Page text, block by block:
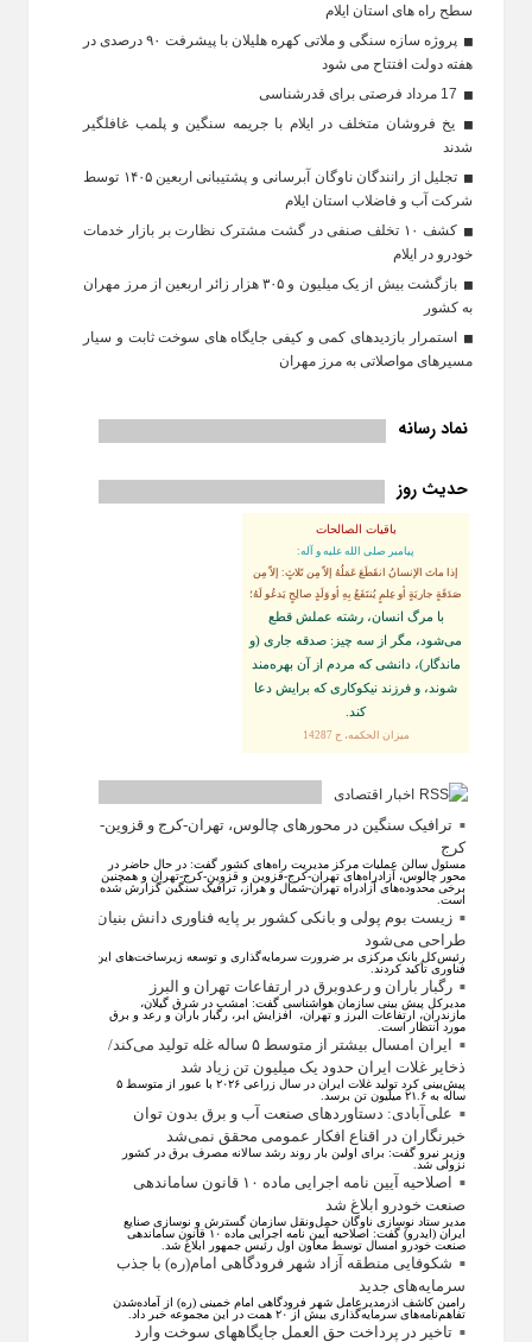
سطح راه‌ های استان ایلام
پروژه سازه سنگی و ملاتی کهره هلیلان با پیشرفت ۹۰ درصدی در
هفته دولت افتتاح می شود
یخ‌ فروشان متخلف در ایلام با جریمه سنگین و پلمب غافلگیر
شدند
تجلیل از رانندگان ناوگان آبرسانی و پشتیبانی اربعین ۱۴۰۵ توسط
شرکت آب و فاضلاب استان ایلام
کشف ۱۰ تخلف صنفی در گشت مشترک نظارت بر بازار خدمات
خودرو در ایلام
بازگشت بیش از یک میلیون و ۳۰۵ هزار زائر اربعین از مرز مهران
به کشور
استمرار بازدیدهای کمی و کیفی جایگاه‌ های سوخت ثابت و سیار
مسیرهای مواصلاتی به مرز مهران
نماد رسانه
حدیث روز
باقیات الصالحات
پيامبر صلى‏ الله‏ عليه ‏و‏ آله:
إذا ماتَ الإنسانُ انقَطَعَ عَمَلُهُ إلاّ مِن ثَلاثٍ: إلاّ مِن
صَدَقَةٍ جاريَةٍ أو عِلمٍ يُنتَفَعُ بِهِ أو وَلَدٍ صالِحٍ يَدعُو لَهُ؛
با مرگ انسان، رشته عملش قطع
مى‌شود، مگر از سه چيز: صدقه جارى (و
ماندگار)، دانشى كه مردم از آن بهره‏‌مند
شوند، و فرزند نيكوكارى كه برايش دعا
كند.
ميزان الحكمه، ح 14287
اخبار اقتصادی
ترافیک سنگین در محورهای چالوس، تهران-کرج و قزوین-
کرج
مسئول سالن عملیات مرکز مدیریت راه‌های کشور گفت: در حال حاضر در
محور چالوس، آزادراه‌های تهران-کرج-قزوین و قزوین-کرج-تهران و همچنین
برخی محدوده‌های آزادراه تهران-شمال و هراز، ترافیک سنگین گزارش شده
است.
زیست بوم پولی و بانکی کشور بر پایه فناوری دانش بنیان
طراحی می‌شود
رئیس‌کل بانک مرکزی بر ضرورت سرمایه‌گذاری و توسعه زیرساخت‌های این
فناوری تأکید کردند.
رگبار باران و رعدوبرق در ارتفاعات تهران و البرز
مدیرکل پیش بینی سازمان هواشناسی گفت: امشب در شرق گیلان،
مازندران، ارتفاعات البرز و تهران، افزایش ابر، رگبار باران و رعد و برق
مورد انتظار است.
ایران امسال بیشتر از متوسط ۵ ساله غله تولید می‌کند/
ذخایر غلات ایران حدود یک میلیون تن زیاد شد
پیش‌بینی کرد تولید غلات ایران در سال زراعی ۲۰۲۶ با عبور از متوسط ۵
ساله به ۲۱.۶ میلیون تن برسد.
علی‌آبادی: دستاورد‌های صنعت آب و برق بدون توان
خبرنگاران در اقناع افکار عمومی محقق نمی‌شد
وزیر نیرو گفت: برای اولین بار روند رشد سالانه مصرف برق در کشور
نزولی شد.
اصلاحیه آیین نامه اجرایی ماده ۱۰ قانون ساماندهی
صنعت خودرو ابلاغ شد
مدیر ستاد نوسازی ناوگان حمل‌ونقل سازمان گسترش و نوسازی صنایع
ایران (ایدرو) گفت: اصلاحیه آیین نامه اجرایی ماده ۱۰ قانون ساماندهی
صنعت خودرو امسال توسط معاون اول رئیس جمهور ابلاغ شد.
شکوفایی منطقه آزاد شهر فرودگاهی امام(ره) با جذب
سرمایه‌های جدید
رامین کاشف اذرمدیرعامل شهر فرودگاهی امام خمینی (ره) از آماده‌شدن
تفاهم‌نامه‌های سرمایه‌گذاری بیش از ۲۰ همت در این مجموعه خبر داد.
تاخیر در پرداخت حق العمل جایگاههای سوخت وارد